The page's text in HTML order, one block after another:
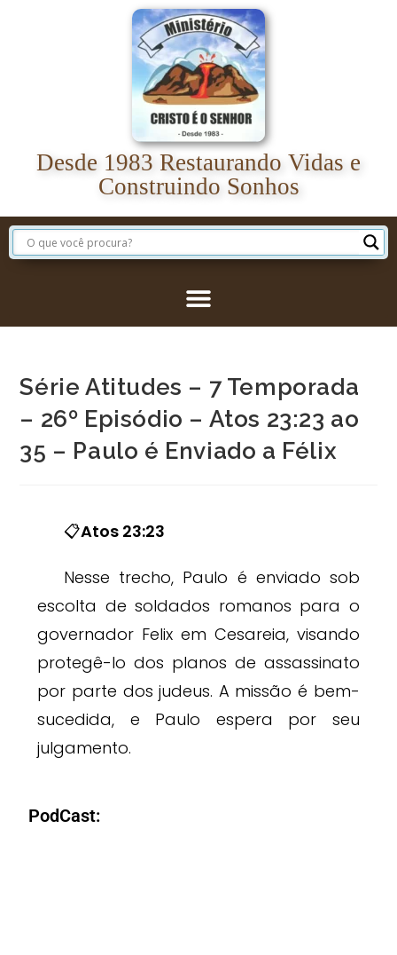
Desde 1983 Restaurando Vidas e
Construindo Sonhos
Série Atitudes – 7 Temporada
– 26º Episódio – Atos 23:23 ao
35 – Paulo é Enviado a Félix
📋Atos 23:23
Nesse trecho, Paulo é enviado sob
escolta de soldados romanos para o
governador Felix em Cesareia, visando
protegê-lo dos planos de assassinato
por parte dos judeus. A missão é bem-
sucedida, e Paulo espera por seu
julgamento.
PodCast: